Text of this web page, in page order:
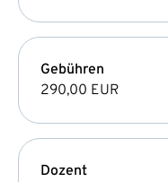
Gebühren
290,00 EUR
Dozent